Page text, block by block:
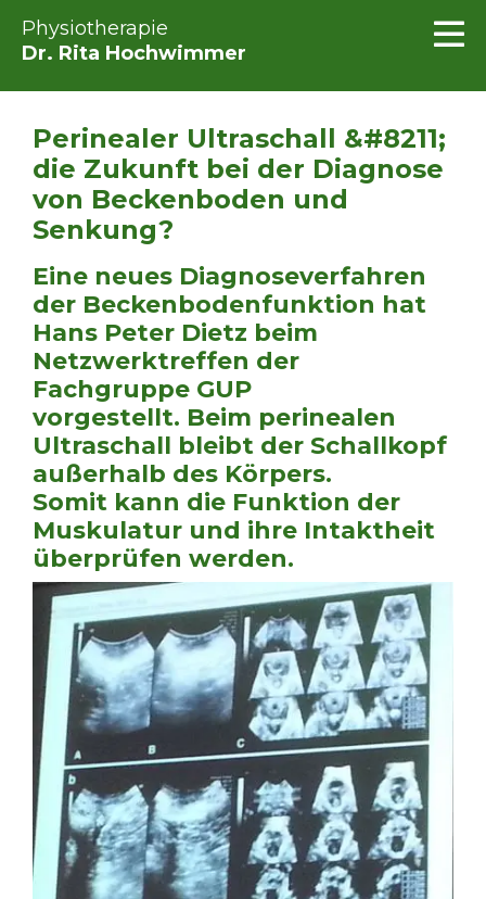
Physiotherapie
Dr. Rita Hochwimmer
Perinealer Ultraschall &#8211;
die Zukunft bei der Diagnose
von Beckenboden und
Senkung?
Eine neues Diagnoseverfahren
der Beckenbodenfunktion hat
Hans Peter Dietz beim
Netzwerktreffen der
Fachgruppe GUP
vorgestellt. Beim perinealen
Ultraschall bleibt der Schallkopf
außerhalb des Körpers.
Somit kann die Funktion der
Muskulatur und ihre Intaktheit
überprüfen werden.